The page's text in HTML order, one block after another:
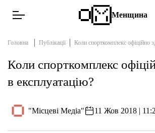
Новини
Інтерв’ю
Менщина
Головна Публікації Коли спорткомплекс офіційно
Коли спорткомплекс
в експлуатацію?
"Місцеві Медіа" 11 Жов 2018 |